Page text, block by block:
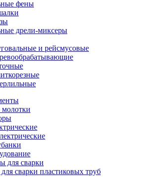
фены
дрели-миксеры
и рейсмусовые
для сварки
сварки пластиковых труб